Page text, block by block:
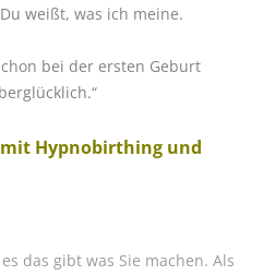
weißt, was ich meine.
bei der ersten Geburt
Hypnobirthing und
das gibt was Sie machen. Als